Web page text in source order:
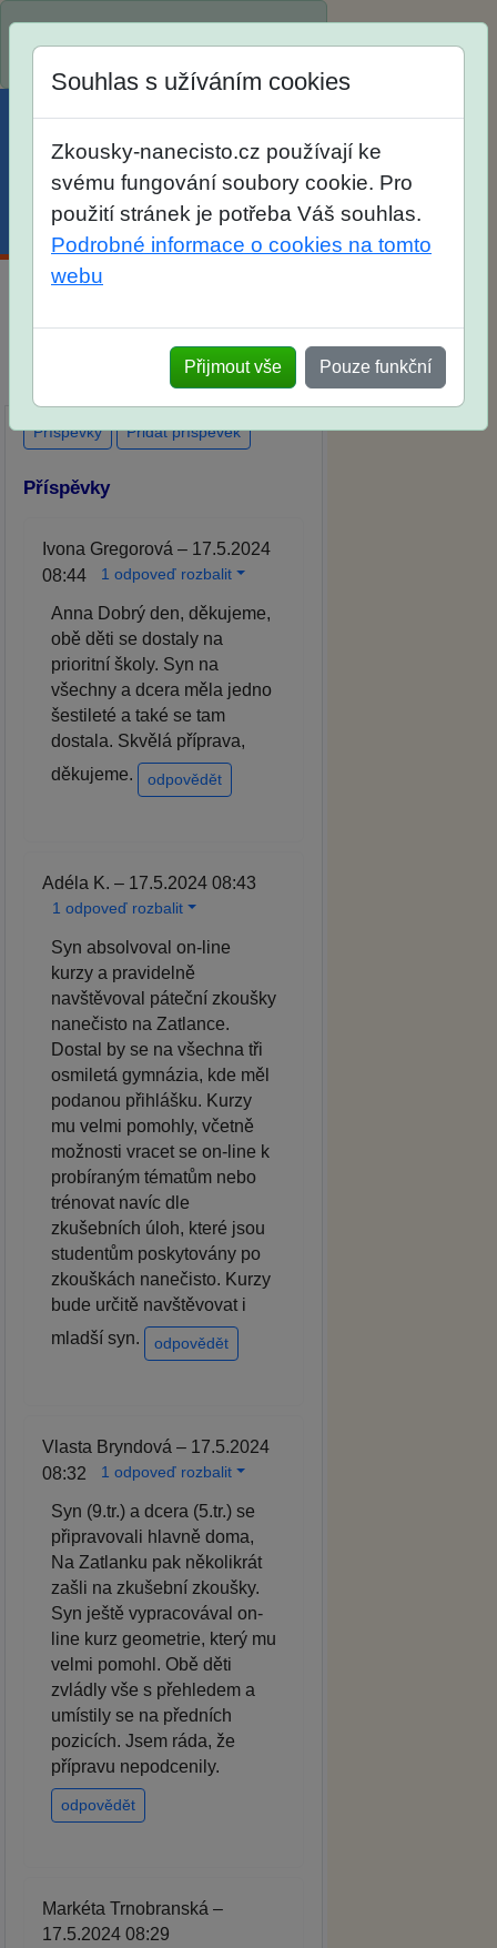
Menu Účet Košík
na SŠ? Vaše ohlasy po skutečných
přijímacích zkouškách
Souhlas s užíváním cookies
Zkousky-nanecisto.cz používají ke
svému fungování soubory cookie. Pro
použití stránek je potřeba Váš souhlas.
Podrobné informace o cookies na tomto
webu
Přijmout vše Pouze funkční
Příspěvky Přidat příspěvek
Příspěvky
Ivona Gregorová – 17.5.2024
08:44
1 odpoveď rozbalit
Anna Dobrý den, děkujeme,
obě děti se dostaly na
prioritní školy. Syn na
všechny a dcera měla jedno
šestileté a také se tam
dostala. Skvělá příprava,
děkujeme.
odpovědět
Adéla K. – 17.5.2024 08:43
1 odpoveď rozbalit
Syn absolvoval on-line
kurzy a pravidelně
navštěvoval páteční zkoušky
nanečisto na Zatlance.
Dostal by se na všechna tři
osmiletá gymnázia, kde měl
podanou přihlášku. Kurzy
mu velmi pomohly, včetně
možnosti vracet se on-line k
probíraným tématům nebo
trénovat navíc dle
zkušebních úloh, které jsou
studentům poskytovány po
zkouškách nanečisto. Kurzy
bude určitě navštěvovat i
mladší syn.
odpovědět
Vlasta Bryndová – 17.5.2024
08:32
1 odpoveď rozbalit
Syn (9.tr.) a dcera (5.tr.) se
připravovali hlavně doma,
Na Zatlanku pak několikrát
zašli na zkušební zkoušky.
Syn ještě vypracovával on-
line kurz geometrie, který mu
velmi pomohl. Obě děti
zvládly vše s přehledem a
umístily se na předních
pozicích. Jsem ráda, že
přípravu nepodcenily.
odpovědět
Markéta Trnobranská –
17.5.2024 08:29